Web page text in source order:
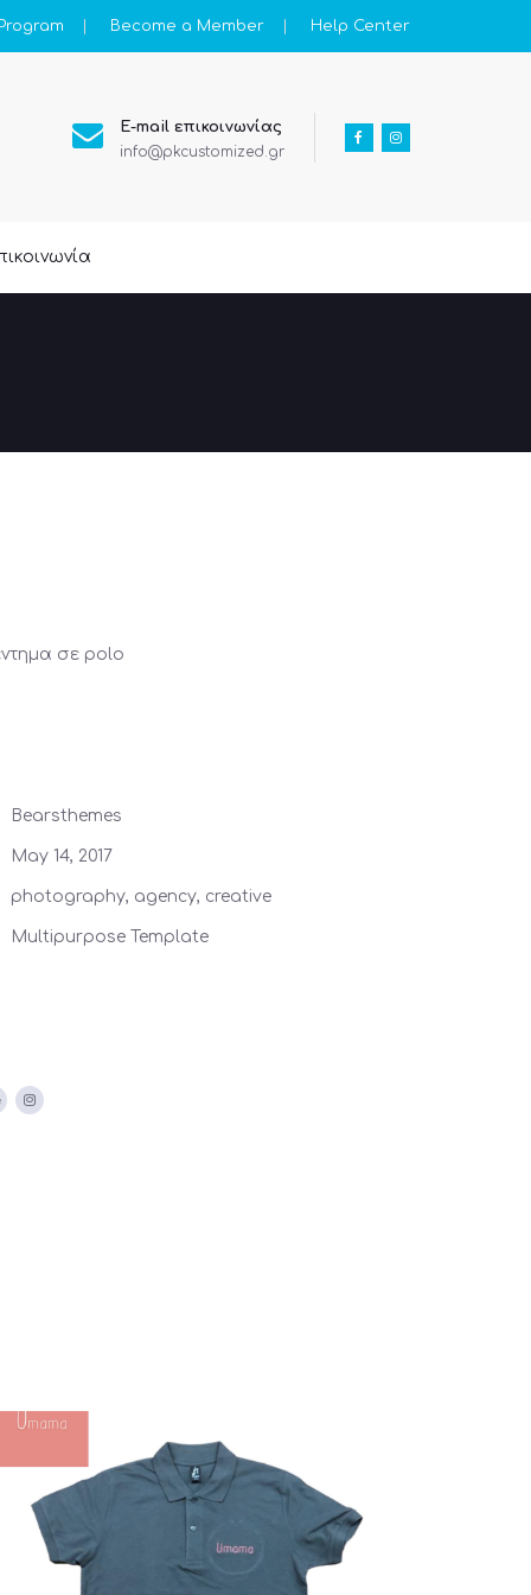
Become a Member Help Center
E-mail επικοινωνίας
info@pkcustomized.gr
σε polo
Bearsthemes
May 14, 2017
photography, agency, creative
Multipurpose Template